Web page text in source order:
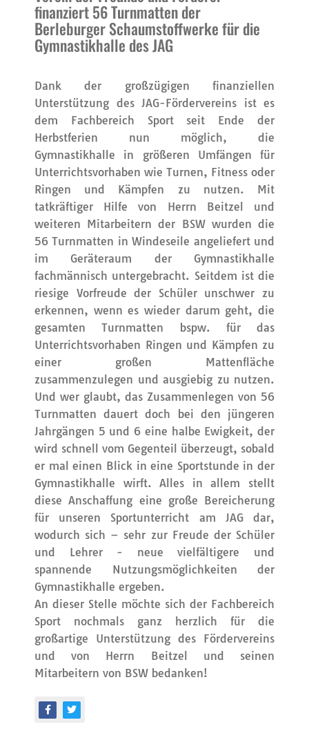
finanziert 56 Turnmatten der
Berleburger Schaumstoffwerke für die
Gymnastikhalle des JAG
Dank der großzügigen finanziellen
Unterstützung des JAG-Fördervereins ist es
dem Fachbereich Sport seit Ende der
Herbstferien nun möglich, die
Gymnastikhalle in größeren Umfängen für
Unterrichtsvorhaben wie Turnen, Fitness oder
Ringen und Kämpfen zu nutzen. Mit
tatkräftiger Hilfe von Herrn Beitzel und
weiteren Mitarbeitern der BSW wurden die
56 Turnmatten in Windeseile angeliefert und
im Geräteraum der Gymnastikhalle
fachmännisch untergebracht. Seitdem ist die
riesige Vorfreude der Schüler unschwer zu
erkennen, wenn es wieder darum geht, die
gesamten Turnmatten bspw. für das
Unterrichtsvorhaben Ringen und Kämpfen zu
einer großen Mattenfläche
zusammenzulegen und ausgiebig zu nutzen.
Und wer glaubt, das Zusammenlegen von 56
Turnmatten dauert doch bei den jüngeren
Jahrgängen 5 und 6 eine halbe Ewigkeit, der
wird schnell vom Gegenteil überzeugt, sobald
er mal einen Blick in eine Sportstunde in der
Gymnastikhalle wirft. Alles in allem stellt
diese Anschaffung eine große Bereicherung
für unseren Sportunterricht am JAG dar,
wodurch sich – sehr zur Freude der Schüler
und Lehrer - neue vielfältigere und
spannende Nutzungsmöglichkeiten der
Gymnastikhalle ergeben.
An dieser Stelle möchte sich der Fachbereich
Sport nochmals ganz herzlich für die
großartige Unterstützung des Fördervereins
und von Herrn Beitzel und seinen
Mitarbeitern von BSW bedanken!